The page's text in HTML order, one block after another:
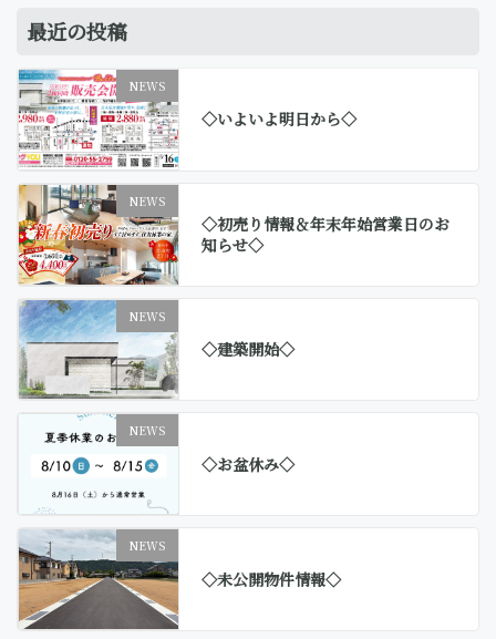
最近の投稿
NEWS
◇いよいよ明日から◇
NEWS
◇初売り情報＆年末年始営業日のお
知らせ◇
NEWS
◇建築開始◇
NEWS
◇お盆休み◇
NEWS
◇未公開物件情報◇